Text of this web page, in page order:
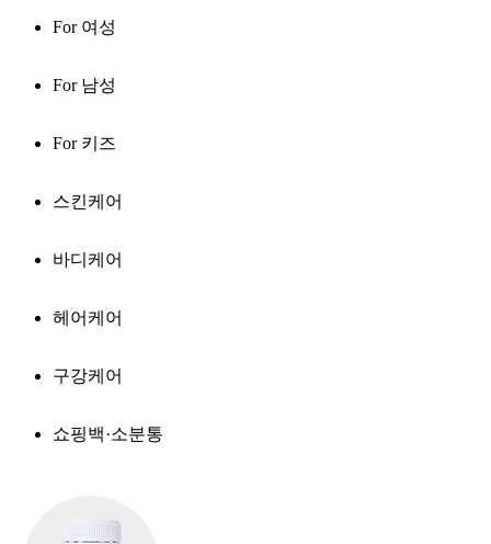
For 여성
For 남성
For 키즈
스킨케어
바디케어
헤어케어
구강케어
쇼핑백·소분통